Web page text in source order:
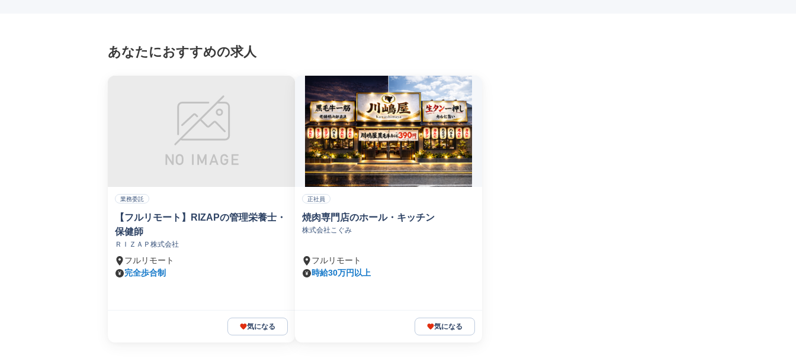
あなたにおすすめの求人
業務委託
【フルリモート】RIZAPの管理栄養士・
保健師
ＲＩＺＡＰ株式会社
フルリモート
完全歩合制
気になる
正社員
焼肉専門店のホール・キッチン
株式会社こぐみ
フルリモート
時給30万円以上
気になる